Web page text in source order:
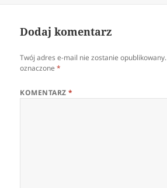
Dodaj komentarz
Twój adres e-mail nie zostanie opublikowany.
oznaczone*
KOMENTARZ*